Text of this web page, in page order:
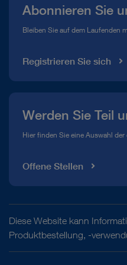
Compliance Hotline
Abonnieren Sie
Bleiben Sie auf dem Laufenden
Registrieren Sie sich
Werden Sie Teil
Hier finden Sie eine Auswahl
Offene Stellen
Diese Website kann
Produktbestellung, -